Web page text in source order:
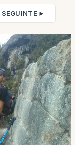
SEGUINTE ►